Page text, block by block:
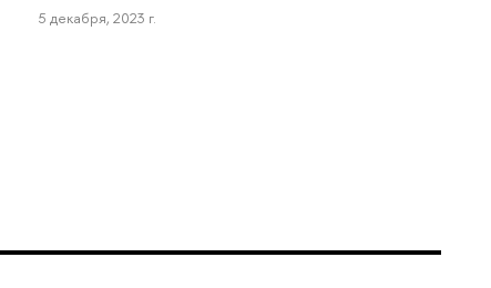
5 декабря, 2023 г.